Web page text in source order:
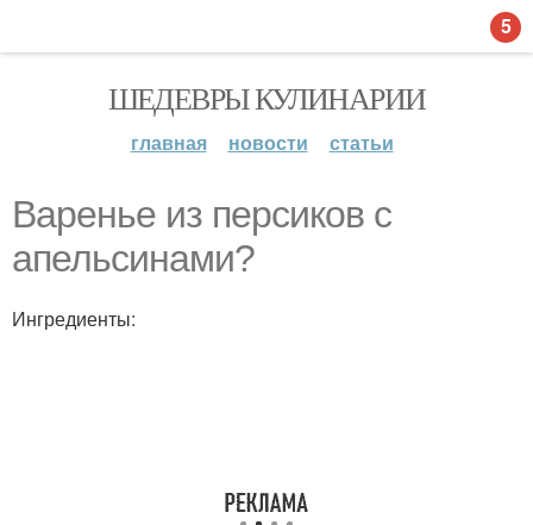
ШЕДЕВРЫ КУЛИНАРИИ
главная новости статьи
Варенье из персиков с
апельсинами?
Ингредиенты:
5